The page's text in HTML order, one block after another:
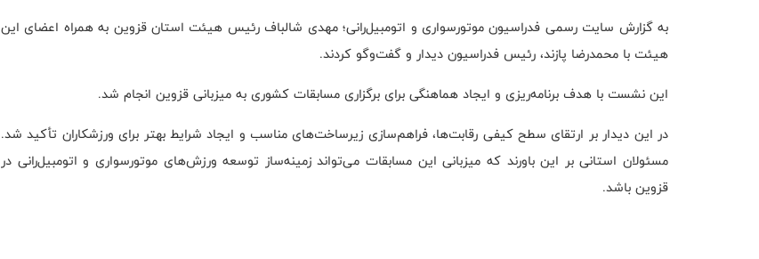
به گزارش سایت رسمی فدراسیون موتورسواری و اتومبیل‌رانی؛ مهدی شالباف رئیس هیئت استان قزوین به همراه اعضای این
هیئت با محمدرضا پازند، رئیس فدراسیون دیدار و گفت‌وگو کردند.
این نشست با هدف برنامه‌ریزی و ایجاد هماهنگی برای برگزاری مسابقات کشوری به میزبانی قزوین انجام شد.
در این دیدار بر ارتقای سطح کیفی رقابت‌ها، فراهم‌سازی زیرساخت‌های مناسب و ایجاد شرایط بهتر برای ورزشکاران تأکید شد.
مسئولان استانی بر این باورند که میزبانی این مسابقات می‌تواند زمینه‌ساز توسعه ورزش‌های موتورسواری و اتومبیل‌رانی در
قزوین باشد.